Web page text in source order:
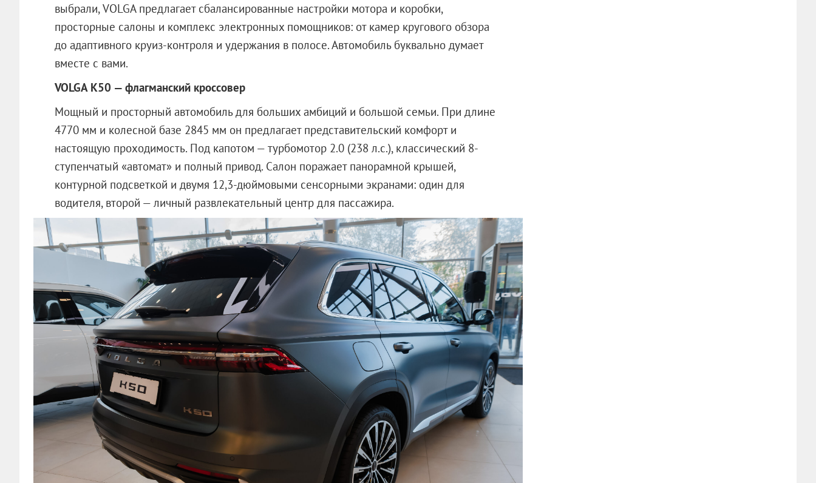
выбрали, VOLGA предлагает сбалансированные настройки мотора и коробки,
просторные салоны и комплекс электронных помощников: от камер кругового обзора
до адаптивного круиз-контроля и удержания в полосе. Автомобиль буквально думает
вместе с вами.
VOLGA К50 — флагманский кроссовер
Мощный и просторный автомобиль для больших амбиций и большой семьи. При длине
4770 мм и колесной базе 2845 мм он предлагает представительский комфорт и
настоящую проходимость. Под капотом — турбомотор 2.0 (238 л.с.), классический 8-
ступенчатый «автомат» и полный привод. Салон поражает панорамной крышей,
контурной подсветкой и двумя 12,3-дюймовыми сенсорными экранами: один для
водителя, второй — личный развлекательный центр для пассажира.